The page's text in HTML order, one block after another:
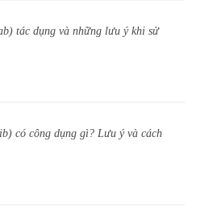
tác dụng và những lưu ý khi sử
có công dụng gì? Lưu ý và cách